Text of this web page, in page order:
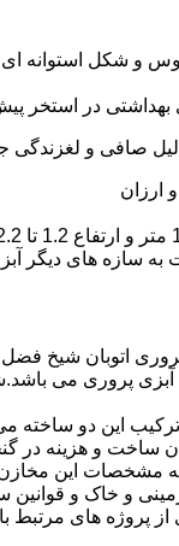
و شکل استوانه
بهداشتی در استخر
صافی و
ارزان
سازه های دیگر
اتوبان شیخ فضل
آبزی پروری می
ترکیب این دو
ساخت و هزینه در
این مخازن می
و خاک و
پروژه های مرتبط